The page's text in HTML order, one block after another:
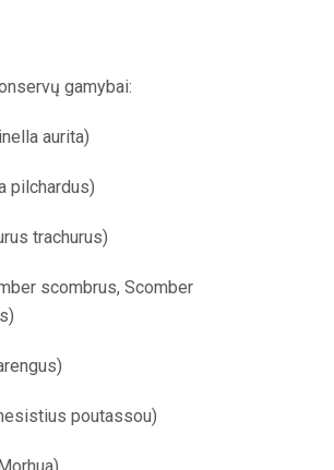
gamybai:
aurita)
pilchardus)
trachurus)
scombrus, Scomber
poutassou)